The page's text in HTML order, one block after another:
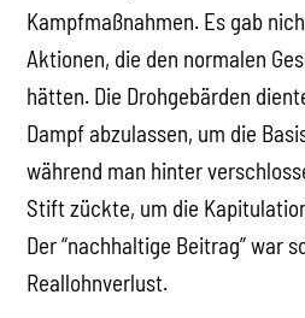
Kampfmaßnahmen. Es gab
Aktionen, die den normalen
hätten. Die Drohgebärden
Dampf abzulassen, um die
während man hinter
Stift zückte, um die
Der “nachhaltige Beitrag” war
Reallohnverlust.